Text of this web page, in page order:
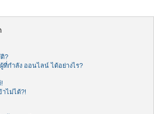
g
?
ที่กำลัง ออนไลน์ ได้อย่างไร?
ไม่ได้?!